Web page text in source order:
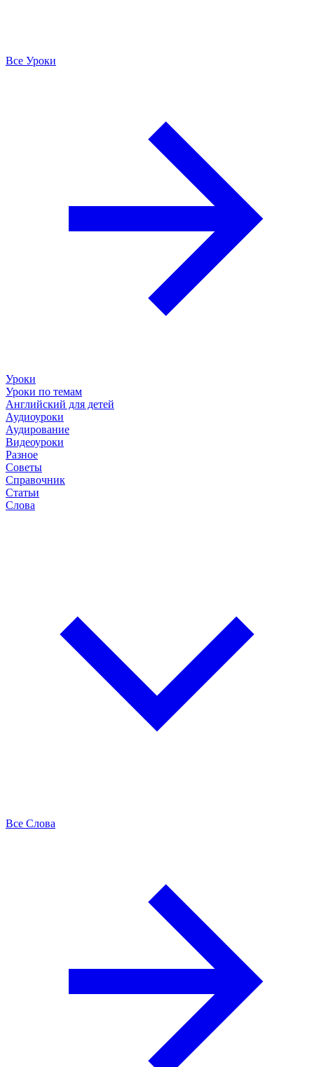
Все Уроки
Уроки
Уроки по темам
Английский для детей
Аудиоуроки
Аудирование
Видеоуроки
Разное
Советы
Справочник
Статьи
Слова
Все Слова